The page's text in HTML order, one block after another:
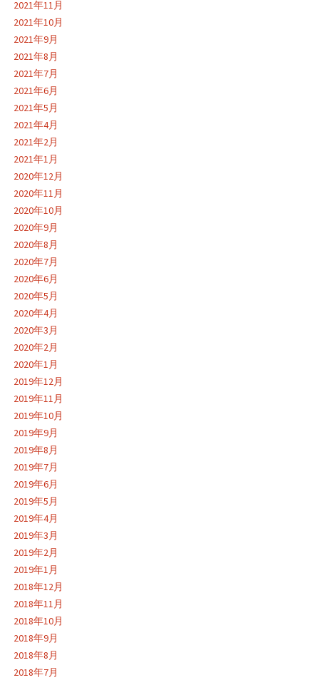
2021年11月
2021年10月
2021年9月
2021年8月
2021年7月
2021年6月
2021年5月
2021年4月
2021年2月
2021年1月
2020年12月
2020年11月
2020年10月
2020年9月
2020年8月
2020年7月
2020年6月
2020年5月
2020年4月
2020年3月
2020年2月
2020年1月
2019年12月
2019年11月
2019年10月
2019年9月
2019年8月
2019年7月
2019年6月
2019年5月
2019年4月
2019年3月
2019年2月
2019年1月
2018年12月
2018年11月
2018年10月
2018年9月
2018年8月
2018年7月